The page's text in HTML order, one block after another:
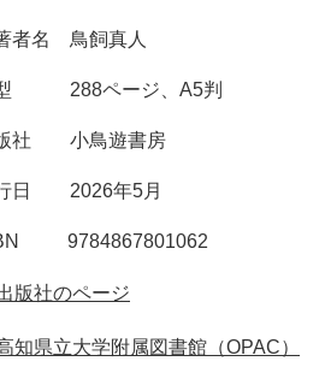
者名 鳥飼真人
288ページ、A5判
社 小鳥遊書房
日 2026年5月
9784867801062
版社のページ
知県立大学附属図書館（OPAC）